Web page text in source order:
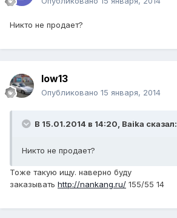
Никто не продает?
low13
Опубликовано 15 января, 2014
В 15.01.2014 в 14:20, Baika сказал:
Никто не продает?
Тоже такую ищу. наверно буду
заказывать http://nankang.ru/ 155/55 14